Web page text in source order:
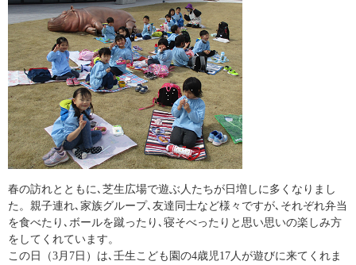
春の訪れとともに､芝生広場で遊ぶ人たちが日増しに多くなりまし
た。親子連れ､家族グループ､友達同士など様々ですが､それぞれ弁当
を食べたり､ボールを蹴ったり､寝そべったりと思い思いの楽しみ方
をしてくれています。
この日（3月7日）は､壬生こども園の4歳児17人が遊びに来てくれま